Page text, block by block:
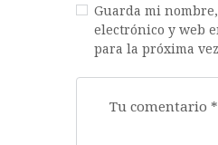
Guarda mi
electrónico y web
para la próxima